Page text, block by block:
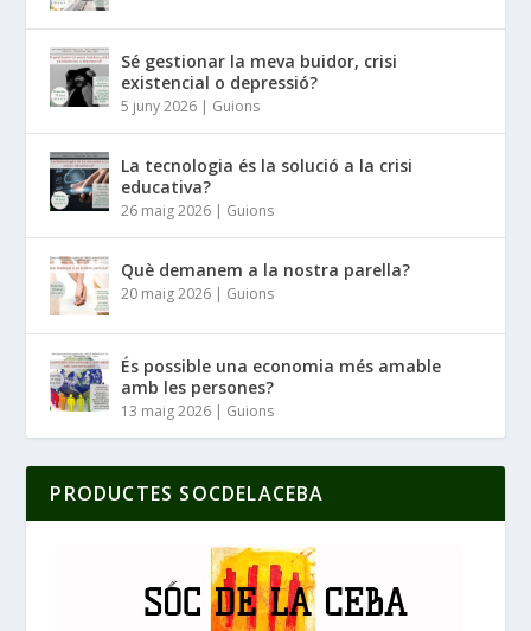
Sé gestionar la meva buidor, crisi
existencial o depressió?
5 juny 2026 | Guions
La tecnologia és la solució a la crisi
educativa?
26 maig 2026 | Guions
Què demanem a la nostra parella?
20 maig 2026 | Guions
És possible una economia més amable
amb les persones?
13 maig 2026 | Guions
PRODUCTES SOCDELACEBA